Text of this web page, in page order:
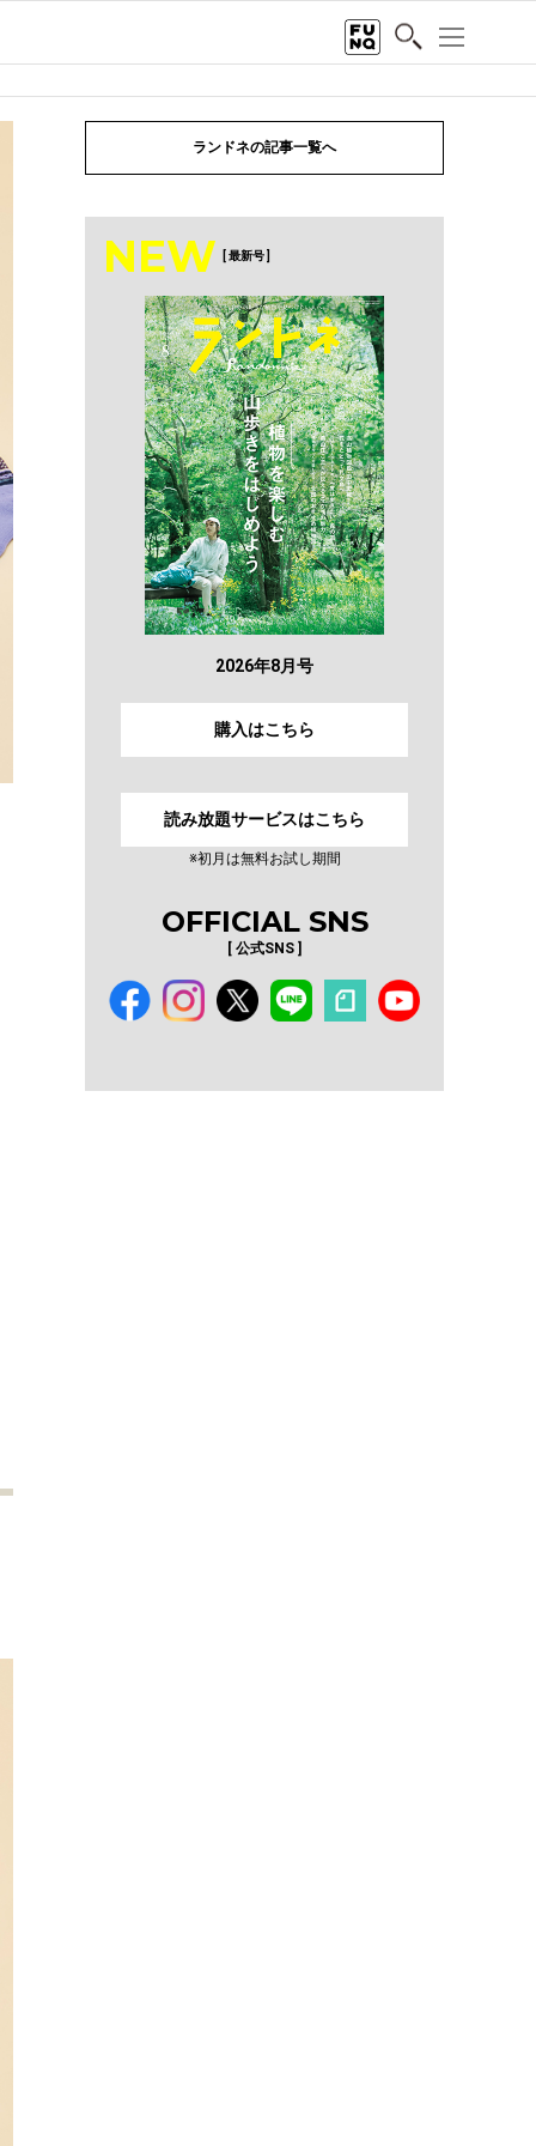
ランドネの記事一覧へ
NEW [ 最新号 ]
2026年8月号
購入はこちら
読み放題サービスはこちら
※初月は無料お試し期間
OFFICIAL SNS
[ 公式SNS ]